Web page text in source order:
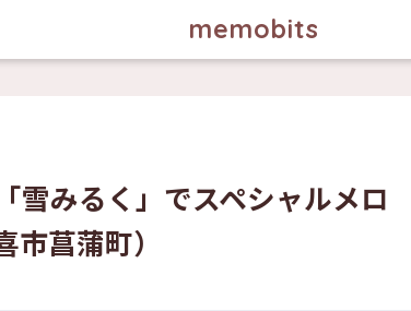
memobits
雪みるく」でスペシャルメロ
菖蒲町）